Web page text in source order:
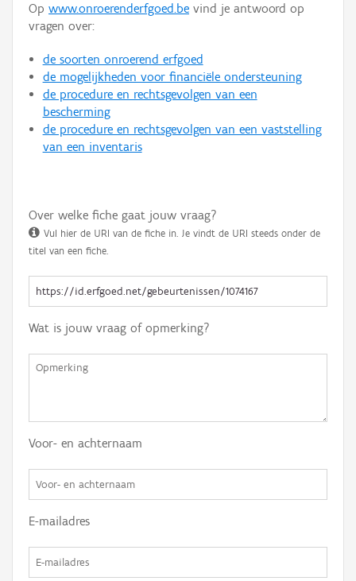
Op www.onroerenderfgoed.be vind je antwoord op
vragen over:
de soorten onroerend erfgoed
de mogelijkheden voor financiële ondersteuning
de procedure en rechtsgevolgen van een
bescherming
de procedure en rechtsgevolgen van een vaststelling
van een inventaris
Over welke fiche gaat jouw vraag?
Vul hier de URI van de fiche in. Je vindt de URI steeds onder de
titel van een fiche.
Wat is jouw vraag of opmerking?
Voor- en achternaam
E-mailadres